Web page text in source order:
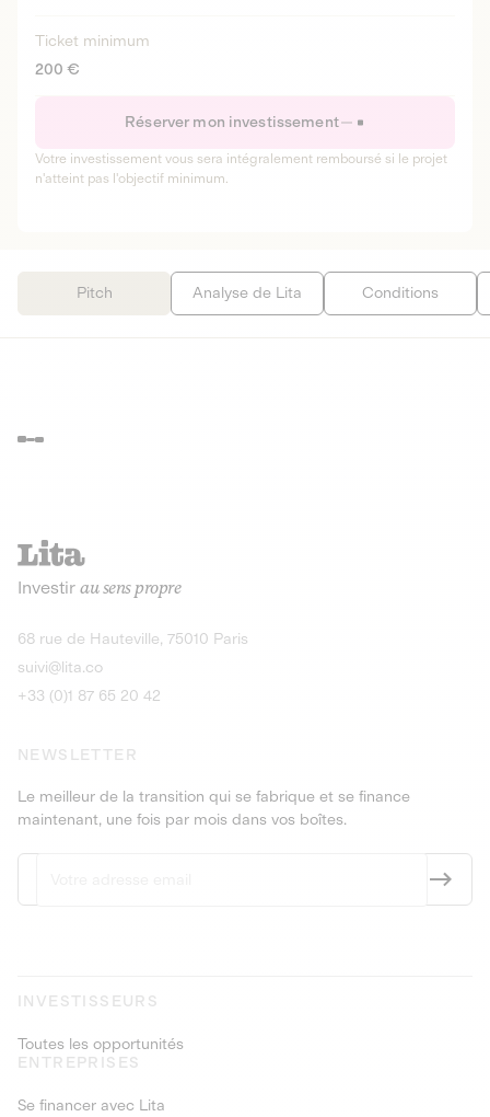
Pitch Analyse de Lita Conditions
Ticket minimum
200 €
Réserver mon investissement
Votre investissement vous sera intégralement remboursé si le projet
n'atteint pas l'objectif minimum.
Investir au sens propre
68 rue de Hauteville, 75010 Paris
suivi@lita.co
+33 (0)1 87 65 20 42
NEWSLETTER
Le meilleur de la transition qui se fabrique et se finance
maintenant, une fois par mois dans vos boîtes.
INVESTISSEURS
Toutes les opportunités
ENTREPRISES
Se financer avec Lita